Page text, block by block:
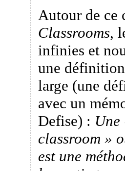
Autour de ce
Classrooms,
infinies et
une
large (une
avec un
Defise) :
classroom »
est une